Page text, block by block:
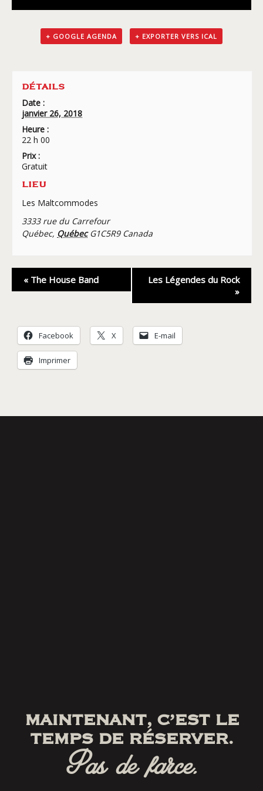
+ GOOGLE AGENDA + EXPORTER VERS ICAL
DÉTAILS
Date :
janvier 26, 2018
Heure :
22 h 00
Prix :
Gratuit
LIEU
Les Maltcommodes
3333 rue du Carrefour
Québec, Québec G1C5R9 Canada
Navigation
Évènement
« The House Band
Les Légendes du Rock
»
Facebook X E-mail
Imprimer
MAINTENANT, C’EST LE
TEMPS DE RÉSERVER.
Pas de farce.